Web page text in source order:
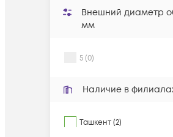
Внешний диаметр
мм
5 (0)
Наличие в
Ташкент (2)